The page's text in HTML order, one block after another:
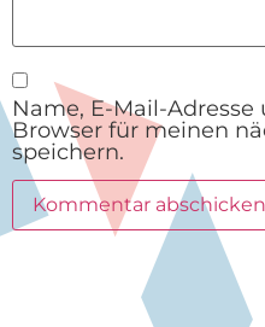
Name, E-Mail-
Browser für meinen
speichern.